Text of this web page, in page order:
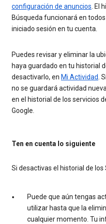
configuración de anuncios. El
Búsqueda funcionará en
iniciado sesión en tu cuenta.
Puedes revisar y eliminar la
haya guardado en tu historial
desactivarlo, en Mi Actividad.
no se guardará actividad
en el historial de los servicios
Google.
Ten en cuenta lo siguiente
Si desactivas el historial de
Puede que aún tengas
utilizar hasta que la
cualquier momento. Tu